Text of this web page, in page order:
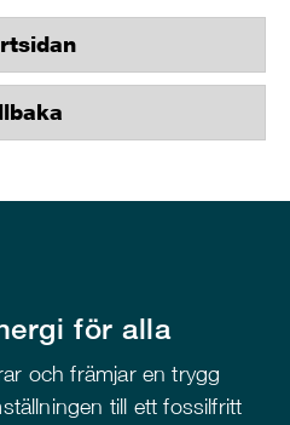
för alla
och främjar en trygg
till ett fossilfritt